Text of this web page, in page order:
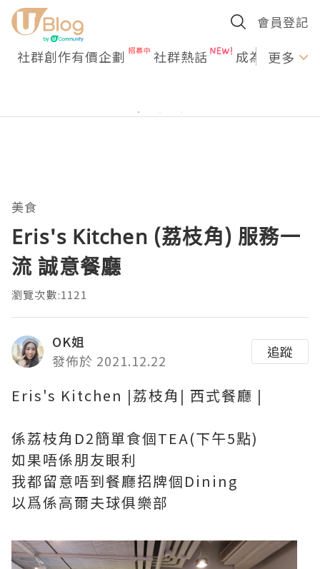
會員登記
社群創作有價企劃 社群熱話 成為U更多
美食
Eris's Kitchen (荔枝角) 服務一
流 誠意餐廳
瀏覽次數:1121
OK姐
發佈於 2021.12.22
追蹤
Eris's Kitchen |荔枝角 | 西式餐廳 |
係荔枝角D2簡單食個TEA(下午5點)
如果唔係朋友眼利
我都留意唔到餐廳招牌個Dining
以爲係高爾夫球俱樂部